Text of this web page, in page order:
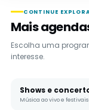
CONTINUE
Mais
Escolha uma
interesse.
Shows e
Música ao vivo e festivais